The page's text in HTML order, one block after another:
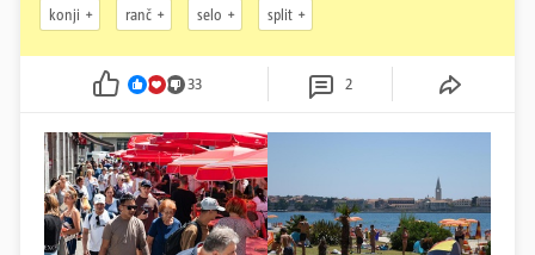
konji ranč selo split
33 2